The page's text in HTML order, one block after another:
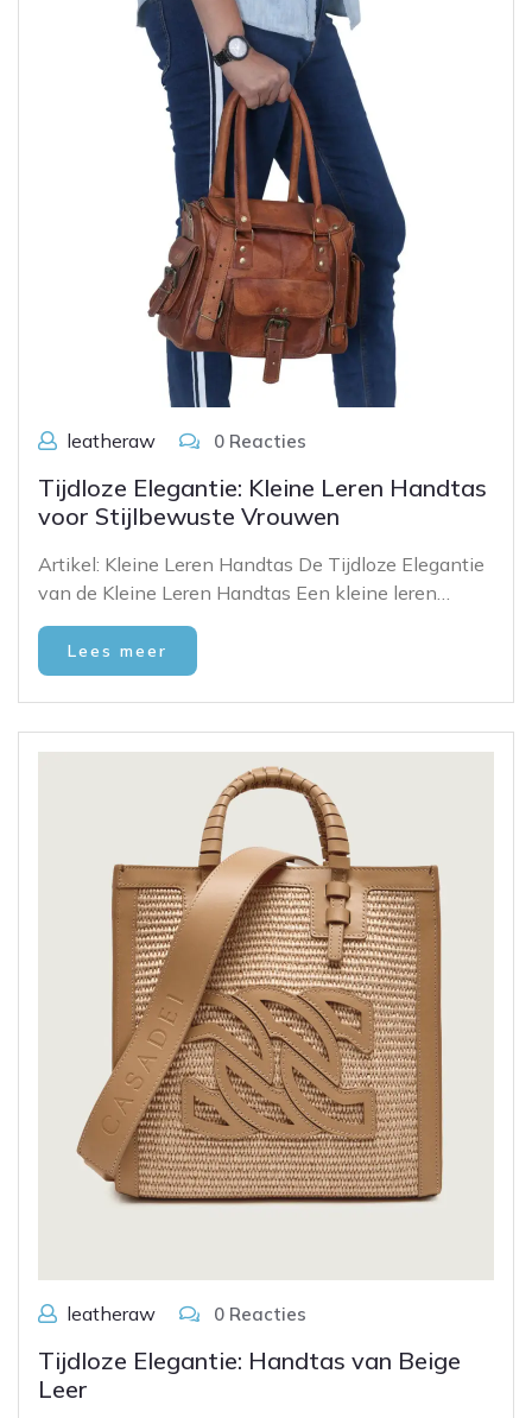
leatheraw 0 Reacties
Tijdloze Elegantie: Kleine Leren Handtas
voor Stijlbewuste Vrouwen
Artikel: Kleine Leren Handtas De Tijdloze Elegantie
van de Kleine Leren Handtas Een kleine leren…
Lees meer
leatheraw 0 Reacties
Tijdloze Elegantie: Handtas van Beige
Leer